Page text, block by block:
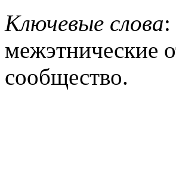
Ключевые слова
межэтнические
сообщество.